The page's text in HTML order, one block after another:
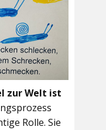
zur Welt ist
Rolle. Sie